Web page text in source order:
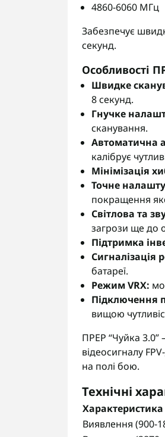
4860-6060 МГц
Забезпечує
секунд.
Особливості
Швидке
8 секунд.
Гнучке
сканування.
Автоматична
калібрує
Мінімізація
Точне
покращення
Світлова та
загрози ще до
Підтримка
Сигналізація
батареї.
Режим VRX:
Підключення
вищою
ПРЕР “Чуйка 3.0”
відеосигналу
на полі бою.
Технічні
Характеристика
Виявлення (900-